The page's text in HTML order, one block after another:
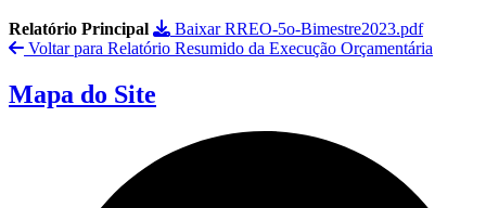
Relatório Principal
Baixar RREO-5o-Bimestre2023.pdf
Voltar para Relatório Resumido da Execução Orçamentária
Mapa do Site